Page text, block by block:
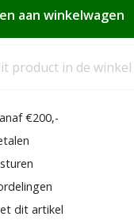
aan winkelwagen
product in de winkel
€200,-
dit artikel